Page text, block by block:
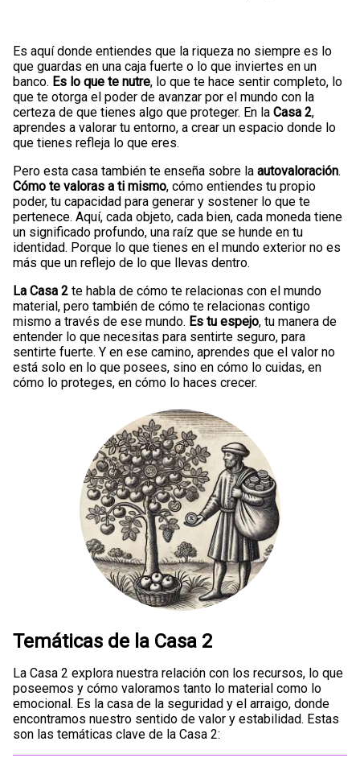
Es aquí donde entiendes que la riqueza no siempre es lo
que guardas en una caja fuerte o lo que inviertes en un
banco. Es lo que te nutre, lo que te hace sentir completo, lo
que te otorga el poder de avanzar por el mundo con la
certeza de que tienes algo que proteger. En la Casa 2,
aprendes a valorar tu entorno, a crear un espacio donde lo
que tienes refleja lo que eres.
Pero esta casa también te enseña sobre la autovaloración.
Cómo te valoras a ti mismo, cómo entiendes tu propio
poder, tu capacidad para generar y sostener lo que te
pertenece. Aquí, cada objeto, cada bien, cada moneda tiene
un significado profundo, una raíz que se hunde en tu
identidad. Porque lo que tienes en el mundo exterior no es
más que un reflejo de lo que llevas dentro.
La Casa 2 te habla de cómo te relacionas con el mundo
material, pero también de cómo te relacionas contigo
mismo a través de ese mundo. Es tu espejo, tu manera de
entender lo que necesitas para sentirte seguro, para
sentirte fuerte. Y en ese camino, aprendes que el valor no
está solo en lo que posees, sino en cómo lo cuidas, en
cómo lo proteges, en cómo lo haces crecer.
Temáticas de la Casa 2
La Casa 2 explora nuestra relación con los recursos, lo que
poseemos y cómo valoramos tanto lo material como lo
emocional. Es la casa de la seguridad y el arraigo, donde
encontramos nuestro sentido de valor y estabilidad. Estas
son las temáticas clave de la Casa 2: